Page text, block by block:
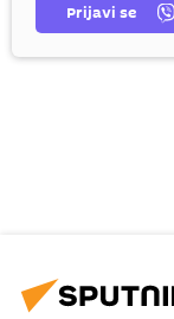
Prijavi se